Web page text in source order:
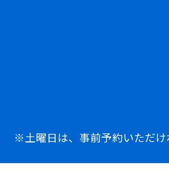
※土曜日は、事前予約いただけ